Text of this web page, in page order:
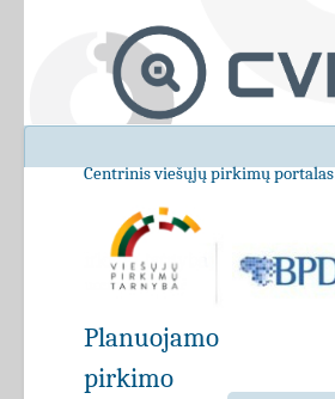
Centrinis viešųjų pirkimų portalas
Planuojamo
pirkimo